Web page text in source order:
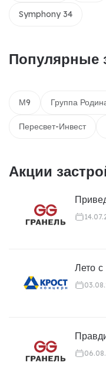
Symphony 34
Популярные
М9 Группа
Пересвет-Инвест
Акции
Лето с